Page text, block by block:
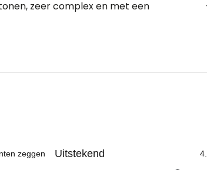
zeer complex en met een